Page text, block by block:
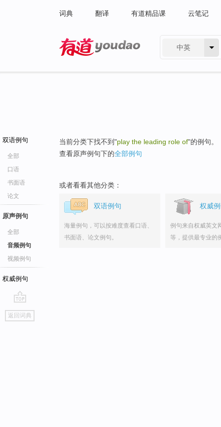
词典 翻译 有道精品课 云笔记
中英
双语例句
全部
口语
书面语
论文
原声例句
全部
音频例句
视频例句
权威例句
go
top
返回词典
当前分类下找不到"play the leading role of"的例句。
查看原声例句下的全部例句
或者看看其他分类：
双语例句
海量例句，可以按难度查看口语、
书面语、论文例句。
权威
例句来自权威英文
等，提供最专业的